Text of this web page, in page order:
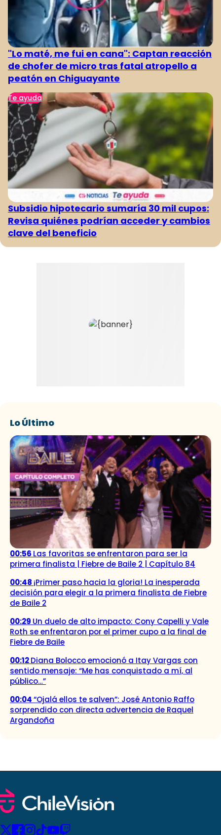
"Lo maté, me fui en cana": Captan reacción
de chofer de micro tras fatal atropello a
peatón en Chiguayante
Te ayuda
Subsidio hipotecario sumaría 30 mil cupos:
Revisa quiénes podrían acceder y cambios
clave del beneficio
Lo Último
00:56 Las favoritas se enfrentaron para ser la
primera finalista | Fiebre de Baile 2 | Capítulo 84
00:48 ¡Primer paso hacia la gloria! La inesperada
decisión para elegir a la primera finalista de Fiebre
de Baile 2
00:29 Un duelo de alto impacto: Cony Capelli y Vale
Roth se enfrentaron por el primer cupo a la final de
Fiebre de Baile
00:12Diana Bolocco emocionó a Itay Vargas con
sentido mensaje: “Me has conquistado a mí, al
público…”
00:04“Ojalá ellos te salven”: José Antonio Raffo
sorprendido con directa advertencia de Raquel
Argandoña